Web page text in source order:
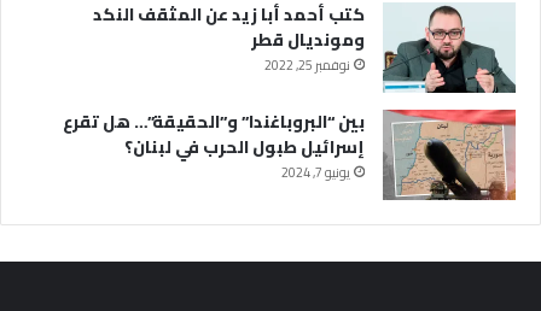
كتب أحمد أبا زيد عن المثقف النكد
ومونديال قطر
نوفمبر 25, 2022
بين “البروباغندا” و”الحقيقة”… هل تقرع
إسرائيل طبول الحرب في لبنان؟
يونيو 7, 2024